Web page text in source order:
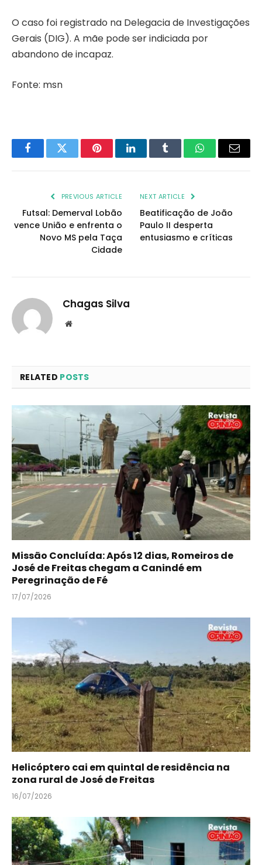
O caso foi registrado na Delegacia de Investigações
Gerais (DIG). A mãe pode ser indiciada por
abandono de incapaz.
Fonte: msn
FacebookTwitter PinterestLinkedInTumblr WhatsAppEmail
PREVIOUS ARTICLE
Futsal: Demerval Lobão
vence União e enfrenta o
Novo MS pela Taça
Cidade
NEXT ARTICLE
Beatificação de João
Paulo II desperta
entusiasmo e críticas
Chagas Silva
Website
RELATED POSTS
Missão Concluída: Após 12 dias, Romeiros de
José de Freitas chegam a Canindé em
Peregrinação de Fé
17/07/2026
Helicóptero cai em quintal de residência na
zona rural de José de Freitas
16/07/2026